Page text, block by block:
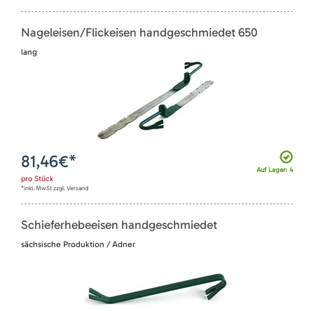
Nageleisen/Flickeisen handgeschmiedet 650
lang
Auf Lager: 4
81,46€*
pro Stück
*inkl. MwSt zzgl. Versand
Schieferhebeeisen handgeschmiedet
sächsische Produktion / Adner